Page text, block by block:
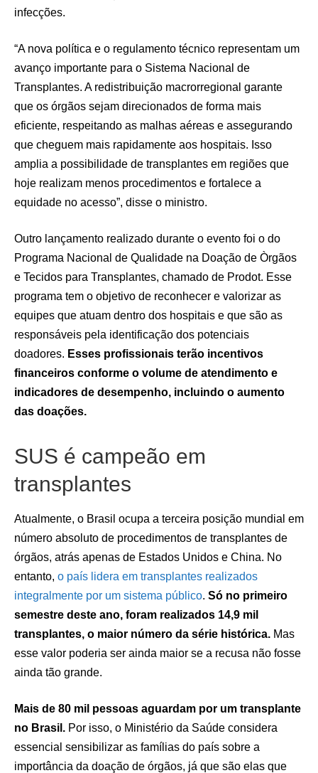
infecções.
“A nova política e o regulamento técnico representam um
avanço importante para o Sistema Nacional de
Transplantes. A redistribuição macrorregional garante
que os órgãos sejam direcionados de forma mais
eficiente, respeitando as malhas aéreas e assegurando
que cheguem mais rapidamente aos hospitais. Isso
amplia a possibilidade de transplantes em regiões que
hoje realizam menos procedimentos e fortalece a
equidade no acesso”, disse o ministro.
Outro lançamento realizado durante o evento foi o do
Programa Nacional de Qualidade na Doação de Òrgãos
e Tecidos para Transplantes, chamado de Prodot. Esse
programa tem o objetivo de reconhecer e valorizar as
equipes que atuam dentro dos hospitais e que são as
responsáveis pela identificação dos potenciais
doadores. Esses profissionais terão incentivos
financeiros conforme o volume de atendimento e
indicadores de desempenho, incluindo o aumento
das doações.
SUS é campeão em
transplantes
Atualmente, o Brasil ocupa a terceira posição mundial em
número absoluto de procedimentos de transplantes de
órgãos, atrás apenas de Estados Unidos e China. No
entanto, o país lidera em transplantes realizados
integralmente por um sistema público. Só no primeiro
semestre deste ano, foram realizados 14,9 mil
transplantes, o maior número da série histórica. Mas
esse valor poderia ser ainda maior se a recusa não fosse
ainda tão grande.
Mais de 80 mil pessoas aguardam por um transplante
no Brasil. Por isso, o Ministério da Saúde considera
essencial sensibilizar as famílias do país sobre a
importância da doação de órgãos, já que são elas que